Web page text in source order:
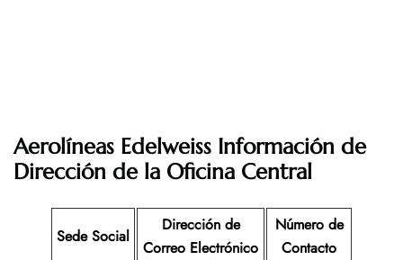
Aerolíneas Edelweiss Información de
Dirección de la Oficina Central
Sede Social
Dirección de
Correo Electrónico
Número de
Contacto